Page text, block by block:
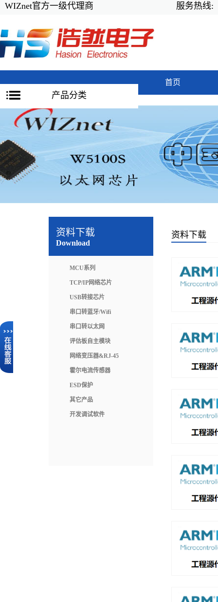
WIZnet官方一级代理商 服务热线:
产品分类
首页
资料下载
Download
MCU系列
TCP/IP网络芯片
USB转接芯片
串口转蓝牙/Wifi
串口转以太网
评估板自主模块
网络变压器&RJ-45
霍尔电流传感器
ESD保护
其它产品
开发调试软件
资料下载